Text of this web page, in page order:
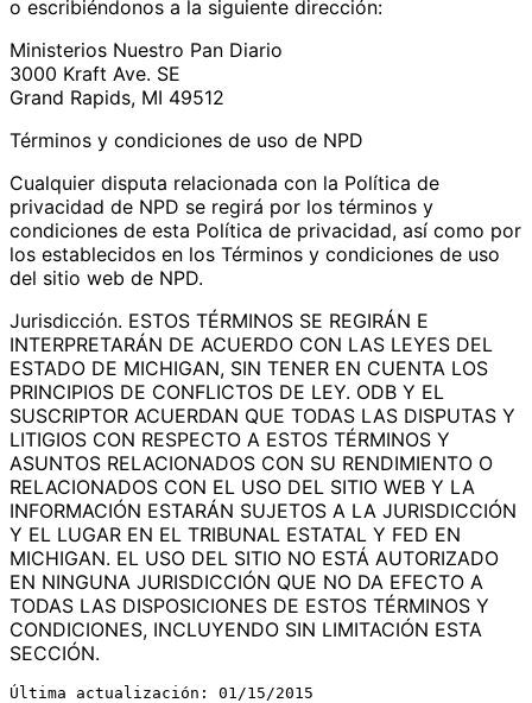
o escribiéndonos a la siguiente dirección:
Ministerios Nuestro Pan Diario
3000 Kraft Ave. SE
Grand Rapids, MI 49512
Términos y condiciones de uso de NPD
Cualquier disputa relacionada con la Política de
privacidad de NPD se regirá por los términos y
condiciones de esta Política de privacidad, así como por
los establecidos en los Términos y condiciones de uso
del sitio web de NPD.
Jurisdicción. ESTOS TÉRMINOS SE REGIRÁN E
INTERPRETARÁN DE ACUERDO CON LAS LEYES DEL
ESTADO DE MICHIGAN, SIN TENER EN CUENTA LOS
PRINCIPIOS DE CONFLICTOS DE LEY. ODB Y EL
SUSCRIPTOR ACUERDAN QUE TODAS LAS DISPUTAS Y
LITIGIOS CON RESPECTO A ESTOS TÉRMINOS Y
ASUNTOS RELACIONADOS CON SU RENDIMIENTO O
RELACIONADOS CON EL USO DEL SITIO WEB Y LA
INFORMACIÓN ESTARÁN SUJETOS A LA JURISDICCIÓN
Y EL LUGAR EN EL TRIBUNAL ESTATAL Y FED EN
MICHIGAN. EL USO DEL SITIO NO ESTÁ AUTORIZADO
EN NINGUNA JURISDICCIÓN QUE NO DA EFECTO A
TODAS LAS DISPOSICIONES DE ESTOS TÉRMINOS Y
CONDICIONES, INCLUYENDO SIN LIMITACIÓN ESTA
SECCIÓN.
Última actualización: 01/15/2015